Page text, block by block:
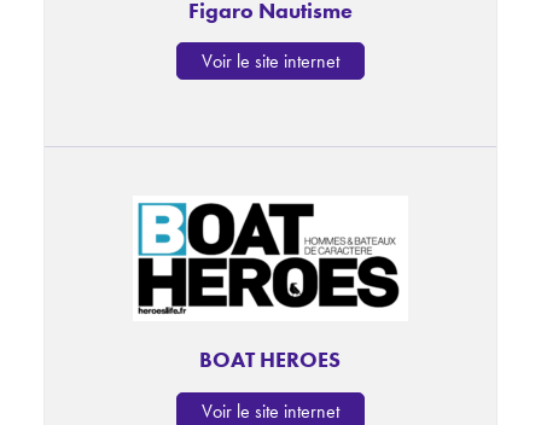
Figaro Nautisme
Voir le site internet
BOAT HEROES
Voir le site internet